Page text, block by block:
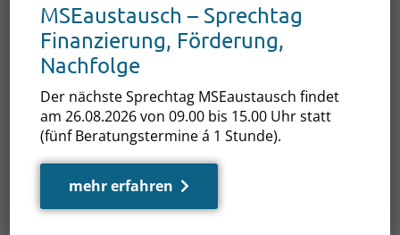
3. Juli 2026
Neue Bedingungen für
Gründungsstipendium
Am 15.06.2026 wurden die neuen
Bedingungen, Kriterien und Konditionen für
das Gründungsstipendium zur Förderung
innovativer Unternehmensgründungen in
M-V veröffentlicht.
MSEaustausch – Sprechtag
Finanzierung, Förderung,
Nachfolge
Der nächste Sprechtag MSEaustausch findet
am 26.08.2026 von 09.00 bis 15.00 Uhr statt
(fünf Beratungstermine á 1 Stunde).
mehr erfahren